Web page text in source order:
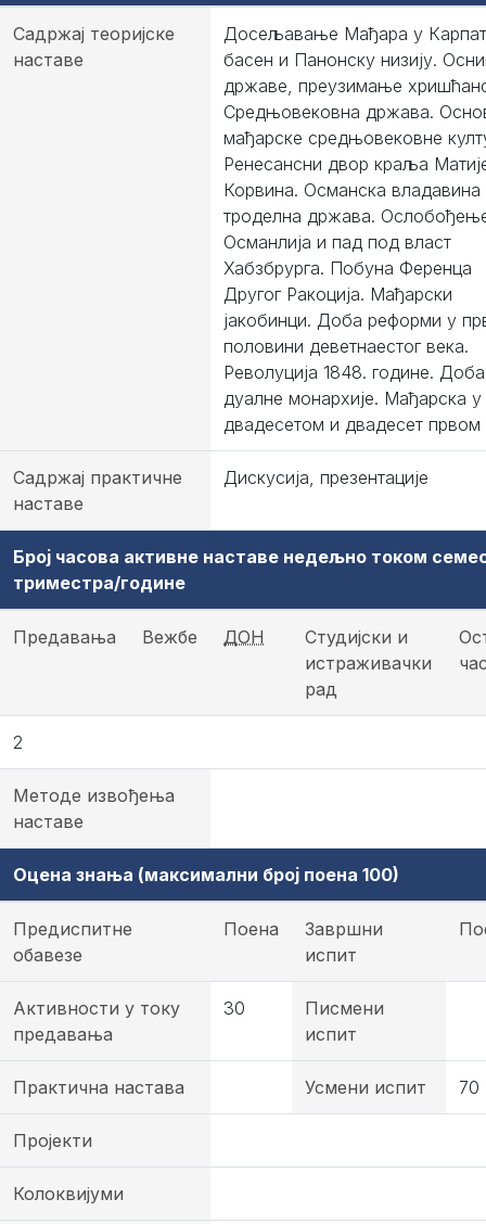
Садржај теоријске
наставе
Досељавање Мађара у
басен и Панонску низију.
државе, преузимање
Средњовековна држава.
мађарске средњовековне
Ренесансни двор краља
Корвина. Османска владавина
троделна држава.
Османлија и пад под власт
Хабзбрурга. Побуна Ференца
Другог Ракоција. Мађарски
јакобинци. Доба реформи у
половини деветнаестог века.
Револуција 1848. године. Доба
дуалне монархије. Мађарска у
двадесетом и двадесет првом
Садржај практичне
наставе
Дискусија, презентације
Број часова активне наставе недељно током
триместра/године
Предавања Вежбе ДОН
Студијски и
истраживачки
рад
2
Методе извођења
наставе
Оцена знања (максимални број поена 100)
Предиспитне
обавезе
Поена
Завршни
испит
Активности у току
предавања
30
Писмени
испит
Практична настава Усмени испит 70
Пројекти
Колоквијуми